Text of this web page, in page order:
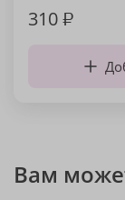
310₽
Вам